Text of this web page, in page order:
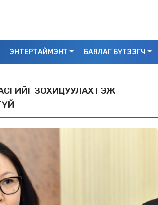
ЭНТЕРТАЙМЭНТ БАЯЛАГ БҮТЭЭГЧ
ЗОXИЦУУЛАX ГЭЖ
С.БАЯРБИЛЭГ: ДРАГОН ТӨВИЙН 3 ДАВХРААС